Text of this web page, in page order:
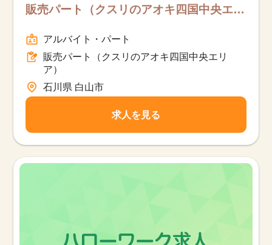
販売パート（クスリのアオキ四国中央エリ
アルバイト・パート
販売パート（クスリのアオキ四国中央エリ
ア）
石川県 白山市
求人を見る